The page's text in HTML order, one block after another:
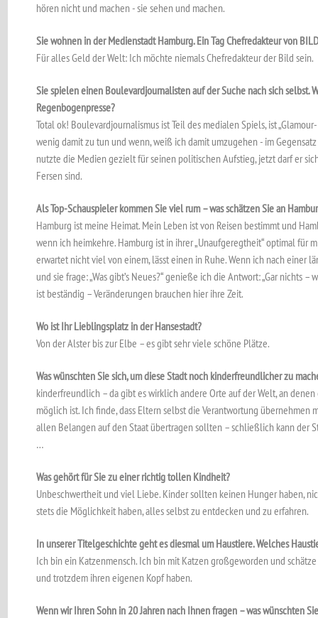
hören nicht und machen - sie sehen und machen.
Sie wohnen in der Medienstadt Hamburg. Ein Tag Chefredakteur von
Für alles Geld der Welt: Ich möchte niemals Chefredakteur der Bild sein.
Sie spielen einen Boulevardjournalisten auf der Suche nach sich selbst.
Regenbogenpresse?
Total ok! Boulevardjournalismus ist Teil des medialen Spiels, ist
wenig damit zu tun und wenn, weiß ich damit umzugehen - im
nutzte die Medien gezielt für seinen politischen Aufstieg, jetzt darf er
Fersen sind.
Als Top-Schauspieler kommen Sie viel rum – was schätzen Sie an
Hamburg ist meine Heimat. Mein Leben ist von Reisen bestimmt und
wenn ich heimkehre. Hamburg ist in ihrer „Unaufgeregtheit“ optimal für
erwartet nicht viel von einem, lässt einen in Ruhe. Wenn ich nach einer
und sie frage: „Was gibt’s Neues?“ genieße ich die Antwort: „Gar nichts –
ist beständig – Veränderungen brauchen hier ihre Zeit.
Wo ist Ihr Lieblingsplatz in der Hansestadt?
Von der Alster bis zur Elbe – es gibt sehr viele schöne Plätze.
Was wünschten Sie sich, um diese Stadt noch kinderfreundlicher zu
kinderfreundlich – da gibt es wirklich andere Orte auf der Welt, an
möglich ist. Ich finde, dass Eltern selbst die Verantwortung übernehmen
allen Belangen auf den Staat übertragen sollten – schließlich kann der
…
Was gehört für Sie zu einer richtig tollen Kindheit?
Unbeschwertheit und viel Liebe. Kinder sollten keinen Hunger haben,
stets die Möglichkeit haben, alles selbst zu entdecken und zu erfahren.
In unserer Titelgeschichte geht es diesmal um Haustiere. Welches
Ich bin ein Katzenmensch. Ich bin mit Katzen großgeworden und
und trotzdem ihren eigenen Kopf haben.
Wenn wir Ihren Sohn in 20 Jahren nach Ihnen fragen – was wünschten